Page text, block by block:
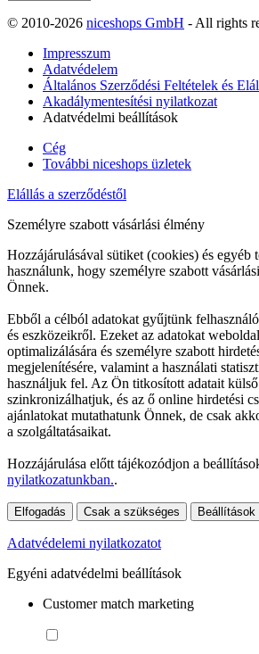
© 2010-2026 niceshops GmbH - All rights
Impresszum
Adatvédelem
Általános Szerződési Feltételek és
Akadálymentesítési nyilatkozat
Adatvédelmi beállítások
Cég
További niceshops üzletek
Elállás a szerződéstől
Személyre szabott vásárlási élmény
Hozzájárulásával sütiket (cookies) és egyéb
használunk, hogy személyre szabott
Önnek.
Ebből a célból adatokat gyűjtünk
és eszközeikről. Ezeket az adatokat
optimalizálására és személyre szabott
megjelenítésére, valamint a használati
használjuk fel. Az Ön titkosított adatait
szinkronizálhatjuk, és az ő online hirdetési
ajánlatokat mutathatunk Önnek, de csak
a szolgáltatásaikat.
Hozzájárulása előtt tájékozódjon a
nyilatkozatunkban..
Elfogadás Csak a szükséges
Adatvédelemi nyilatkozatot
Egyéni adatvédelmi beállítások
Customer match marketing